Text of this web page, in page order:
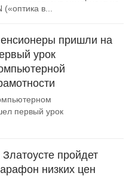
в...
пришли на
урок
первый урок
Златоусте пройдет
низких цен